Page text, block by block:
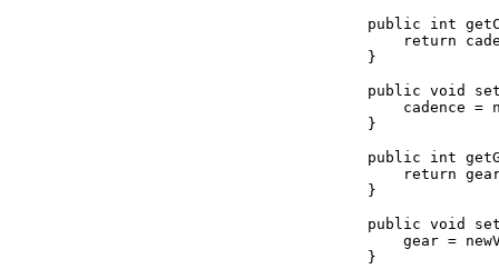
public int
return
    }
public void
cadence =
    }
public int
return
    }
public void
gear =
    }